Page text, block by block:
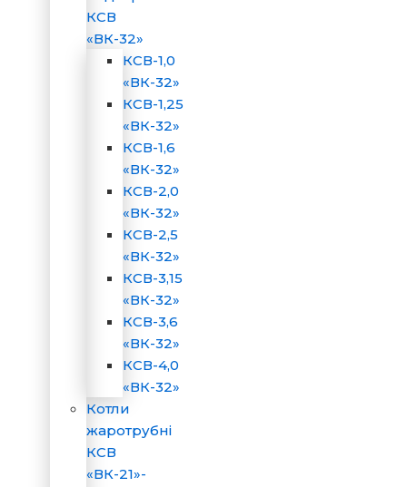
КСВ
«ВК-32»
КСВ-1,0
«ВК-32»
КСВ-1,25
«ВК-32»
КСВ-1,6
«ВК-32»
КСВ-2,0
«ВК-32»
КСВ-2,5
«ВК-32»
КСВ-3,15
«ВК-32»
КСВ-3,6
«ВК-32»
КСВ-4,0
«ВК-32»
Котли
жаротрубні
КСВ
«ВК-21»-